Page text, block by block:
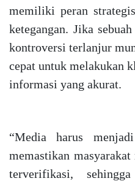
memiliki peran
ketegangan. Jika
kontroversi terlanjur
cepat untuk melakukan
informasi yang akurat.
“Media harus
memastikan
terverifikasi,